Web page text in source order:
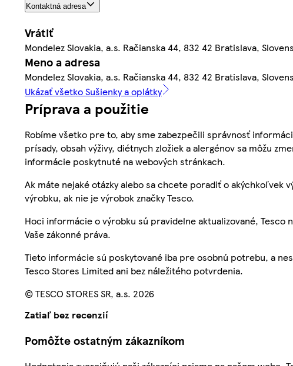
Kontaktná adresa
Vrátiť
Mondelez Slovakia, a.s. Račianska 44, 832 42 Bratislava,
Meno a adresa
Mondelez Slovakia, a.s. Račianska 44, 832 42 Bratislava,
Ukázať všetko Sušienky a oplátky
Príprava a použitie
Robíme všetko pre to, aby sme zabezpečili správnosť
prísady, obsah výživy, diétnych zložiek a alergénov sa môžu
informácie poskytnuté na webových stránkach.
Ak máte nejaké otázky alebo sa chcete poradiť o akýchkoľvek
výrobku, ak nie je výrobok značky Tesco.
Hoci informácie o výrobku sú pravidelne aktualizované,
Vaše zákonné práva.
Tieto informácie sú poskytované iba pre osobnú potrebu, a
Tesco Stores Limited ani bez náležitého potvrdenia.
© TESCO STORES SR, a.s. 2026
Zatiaľ bez recenzií
Pomôžte ostatným zákazníkom